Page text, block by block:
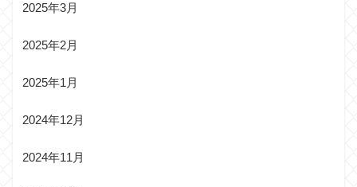
2025年3月
2025年2月
2025年1月
2024年12月
2024年11月